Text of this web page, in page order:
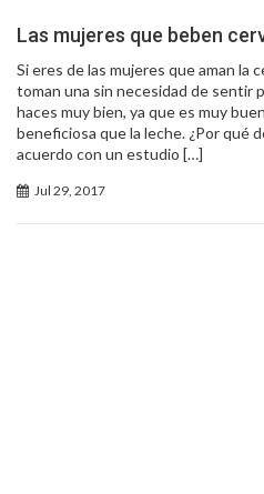
Las mujeres que beben
Si eres de las mujeres que aman la
toman una sin necesidad de sentir
haces muy bien, ya que es muy
beneficiosa que la leche. ¿Por qué
acuerdo con un estudio […]
Jul 29, 2017